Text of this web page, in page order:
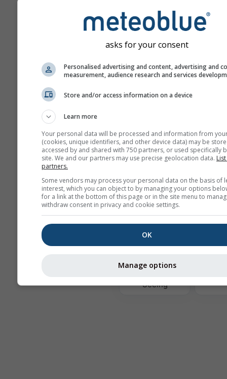
"Ensemble"-Modellen
Hierbei werden mehrere
Modellläufe mit leicht
berechnet, um die
der Wetterlage besser
einzuschätzen.
Weitere Wetterdaten
Saisonale
Vorhersage
Seeing
asks for your consent
Personalised advertising and content, advertising and
measurement, audience research and services
Store and/or access information on a device
Learn more
Your personal data will be processed and information from
(cookies, unique identifiers, and other device data) may be
accessed by and shared with 750 partners, or used specifically
site. We and our partners may use precise geolocation data.
partners.
Some vendors may process your personal data on the basis of
interest, which you can object to by managing your options
for a link at the bottom of this page or in the site menu to
withdraw consent in privacy and cookie settings.
OK
Manage options